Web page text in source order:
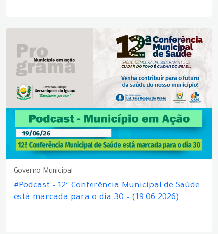
Governo Municipal
#Podcast – 12ª Conferência Municipal de Saúde
está marcada para o dia 30 – (19.06.2026)